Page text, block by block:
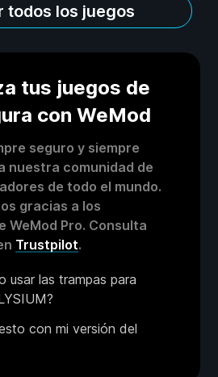
todos los juegos
tus juegos de
con WeMod
seguro y siempre
nuestra comunidad de
de todo el mundo.
gracias a los
WeMod Pro. Consulta
Trustpilot.
usar las trampas para
con mi versión del